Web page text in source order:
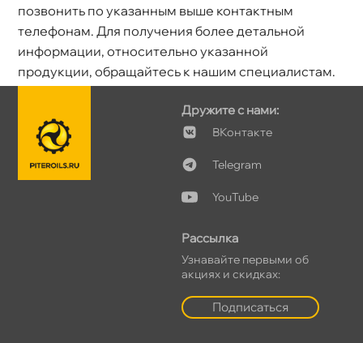
позвонить по указанным выше контактным
телефонам. Для получения более детальной
информации, относительно указанной
продукции, обращайтесь к нашим специалистам.
Дружите с нами:
Контакте
Telegram
YouTube
Рассылка
Узнавайте первыми о
акциях и скидках:
Подписаться